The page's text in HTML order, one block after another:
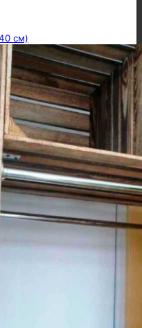
см)
20 см)
ящиков
20 см)
бутылок
ящики
вина